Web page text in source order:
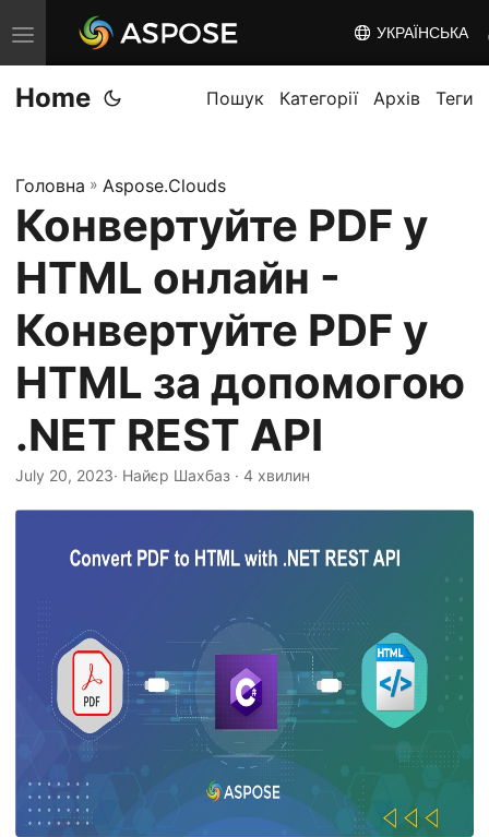
T
o
g
e
n
v
i
g
a
t
o
УКРАЇНСЬКА
Home Пошук Категорії Архів Теги
Головна » Aspose.Clouds
Конвертуйте PDF у
HTML онлайн -
Конвертуйте PDF у
HTML за допомогою
.NET REST API
July 20, 2023· Найєр Шахбаз · 4 хвилин